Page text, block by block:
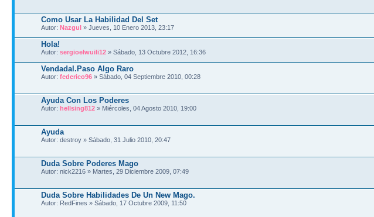
Como Usar La Habilidad Del Set
Autor: Nazgul » Jueves, 10 Enero 2013, 23:17
Hola!
Autor: sergioelwuili12 » Sábado, 13 Octubre 2012, 16:36
Vendadal.Paso Algo Raro
Autor: federico96 » Sábado, 04 Septiembre 2010, 00:28
Ayuda Con Los Poderes
Autor: hellsing812 » Miércoles, 04 Agosto 2010, 19:00
Ayuda
Autor: destroy » Sábado, 31 Julio 2010, 20:47
Duda Sobre Poderes Mago
Autor: nick2216 » Martes, 29 Diciembre 2009, 07:49
Duda Sobre Habilidades De Un New Mago.
Autor: RedFines » Sábado, 17 Octubre 2009, 11:50